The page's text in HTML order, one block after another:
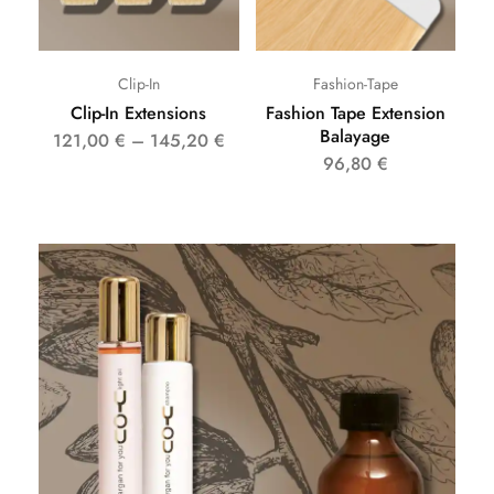
Clip-In
Clip-In Extensions
121,00 € – 145,20 €
Fashion-Tape
Fashion Tape Extension
Balayage
96,80 €